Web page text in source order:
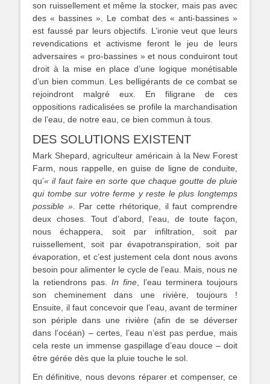
son ruissellement et même la stocker, mais pas avec
des « bassines ». Le combat des « anti-bassines »
est faussé par leurs objectifs. L’ironie veut que leurs
revendications et activisme feront le jeu de leurs
adversaires « pro-bassines » et nous conduiront tout
droit à la mise en place d’une logique monétisable
d’un bien commun. Les belligérants de ce combat se
rejoindront malgré eux. En filigrane de ces
oppositions radicalisées se profile la marchandisation
de l’eau, de notre eau, ce bien commun à tous.
DES SOLUTIONS EXISTENT
Mark Shepard, agriculteur américain à la New Forest
Farm, nous rappelle, en guise de ligne de conduite,
qu’« il faut faire en sorte que chaque goutte de pluie
qui tombe sur votre ferme y reste le plus longtemps
possible ». Par cette rhétorique, il faut comprendre
deux choses. Tout d’abord, l’eau, de toute façon,
nous échappera, soit par infiltration, soit par
ruissellement, soit par évapotranspiration, soit par
évaporation, et c’est justement cela dont nous avons
besoin pour alimenter le cycle de l’eau. Mais, nous ne
la retiendrons pas. In fine, l’eau terminera toujours
son cheminement dans une rivière, toujours !
Ensuite, il faut concevoir que l’eau, avant de terminer
son périple dans une rivière (afin de se déverser
dans l’océan) – certes, l’eau n’est pas perdue, mais
cela reste un immense gaspillage d’eau douce – doit
être gérée dès que la pluie touche le sol.
En définitive, nous devons réparer et compenser, ce